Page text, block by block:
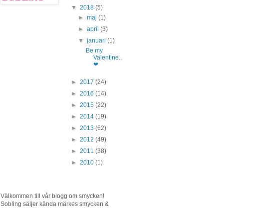
▼ 2018 (5)
►maj(1)
►april(3)
▼januari(1)
Be my
Valentine..
❤
► 2017 (24)
► 2016 (14)
► 2015 (22)
► 2014 (19)
► 2013 (62)
► 2012 (49)
► 2011 (38)
► 2010 (1)
Välkommen till vår blogg om smycken!
Sobling säljer kända märkes smycken &